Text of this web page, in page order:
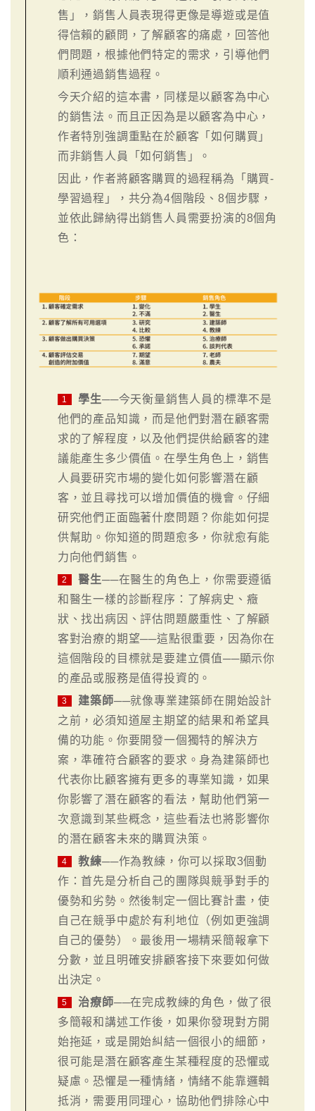
售」，銷售人員表現得更像是導遊或是值
得信賴的顧問，了解顧客的痛處，回答他
們問題，根據他們特定的需求，引導他們
順利通過銷售過程。
今天介紹的這本書，同樣是以顧客為中心
的銷售法。而且正因為是以顧客為中心，
作者特別強調重點在於顧客「如何購買」
而非銷售人員「如何銷售」。
因此，作者將顧客購買的過程稱為「購買-
學習過程」，共分為4個階段、8個步驟，
並依此歸納得出銷售人員需要扮演的8個角
色：
1 學生──今天衡量銷售人員的標準不是
他們的產品知識，而是他們對潛在顧客需
求的了解程度，以及他們提供給顧客的建
議能產生多少價值。在學生角色上，銷售
人員要研究市場的變化如何影響潛在顧
客，並且尋找可以增加價值的機會。仔細
研究他們正面臨著什麽問題？你能如何提
供幫助。你知道的問題愈多，你就愈有能
力向他們銷售。
2 醫生──在醫生的角色上，你需要遵循
和醫生一樣的診斷程序：了解病史、癥
狀、找出病因、評估問題嚴重性、了解顧
客對治療的期望──這點很重要，因為你在
這個階段的目標就是要建立價值──顯示你
的產品或服務是值得投資的。
3 建築師──就像專業建築師在開始設計
之前，必須知道屋主期望的結果和希望具
備的功能。你要開發一個獨特的解決方
案，準確符合顧客的要求。身為建築師也
代表你比顧客擁有更多的專業知識，如果
你影響了潛在顧客的看法，幫助他們第一
次意識到某些概念，這些看法也將影響你
的潛在顧客未來的購買決策。
4 教練──作為教練，你可以採取3個動
作：首先是分析自己的團隊與競爭對手的
優勢和劣勢。然後制定一個比賽計畫，使
自己在競爭中處於有利地位（例如更強調
自己的優勢）。最後用一場精采簡報拿下
分數，並且明確安排顧客接下來要如何做
出決定。
5 治療師──在完成教練的角色，做了很
多簡報和講述工作後，如果你發現對方開
始拖延，或是開始糾結一個很小的細節，
很可能是潛在顧客產生某種程度的恐懼或
疑慮。恐懼是一種情緒，情緒不能靠邏輯
抵消，需要用同理心，協助他們排除心中